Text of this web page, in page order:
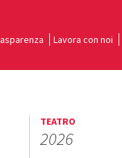
Lavora con noi
TEATRO
2026